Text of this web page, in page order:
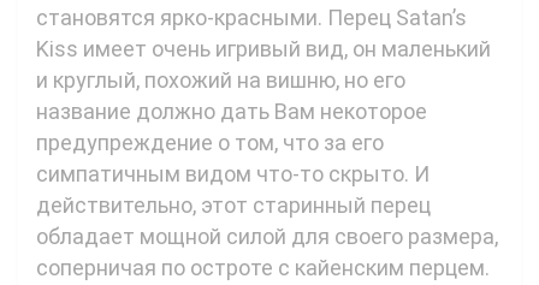
становятся ярко-красными. Перец Satan’s
Kiss имеет очень игривый вид, он маленький
и круглый, похожий на вишню, но его
название должно дать Вам некоторое
предупреждение о том, что за его
симпатичным видом что-то скрыто. И
действительно, этот старинный перец
обладает мощной силой для своего размера,
соперничая по остроте с кайенским перцем.